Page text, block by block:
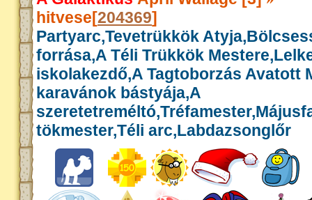
hitvese[204369]
Partyarc,Tevetrükkök
forrása,A Téli Trükkök
iskolakezdő,A Tagtoborzás Avatott
karavánok bástyája,A
tökmester,Téli arc,Labdazsonglőr